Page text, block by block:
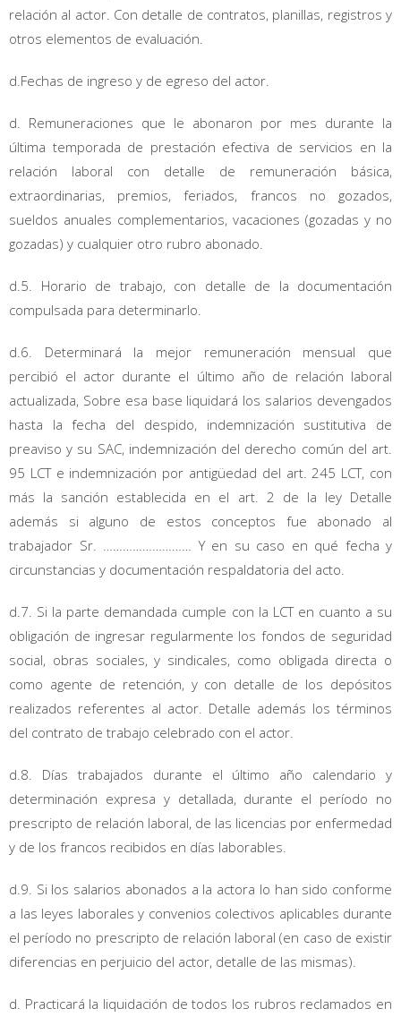
relación al actor. Con detalle de contratos, planillas, registros y
otros elementos de evaluación.
d.Fechas de ingreso y de egreso del actor.
d. Remuneraciones que le abonaron por mes durante la
última temporada de prestación efectiva de servicios en la
relación laboral con detalle de remuneración básica,
extraordinarias, premios, feriados, francos no gozados,
sueldos anuales complementarios, vacaciones (gozadas y no
gozadas) y cualquier otro rubro abonado.
d.5. Horario de trabajo, con detalle de la documentación
compulsada para determinarlo.
d.6. Determinará la mejor remuneración mensual que
percibió el actor durante el último año de relación laboral
actualizada, Sobre esa base liquidará los salarios devengados
hasta la fecha del despido, indemnización sustitutiva de
preaviso y su SAC, indemnización del derecho común del art.
95 LCT e indemnización por antigüedad del art. 245 LCT, con
más la sanción establecida en el art. 2 de la ley Detalle
además si alguno de estos conceptos fue abonado al
trabajador Sr. ……………………… Y en su caso en qué fecha y
circunstancias y documentación respaldatoria del acto.
d.7. Si la parte demandada cumple con la LCT en cuanto a su
obligación de ingresar regularmente los fondos de seguridad
social, obras sociales, y sindicales, como obligada directa o
como agente de retención, y con detalle de los depósitos
realizados referentes al actor. Detalle además los términos
del contrato de trabajo celebrado con el actor.
d.8. Días trabajados durante el último año calendario y
determinación expresa y detallada, durante el período no
prescripto de relación laboral, de las licencias por enfermedad
y de los francos recibidos en días laborables.
d.9. Si los salarios abonados a la actora lo han sido conforme
a las leyes laborales y convenios colectivos aplicables durante
el período no prescripto de relación laboral (en caso de existir
diferencias en perjuicio del actor, detalle de las mismas).
d. Practicará la liquidación de todos los rubros reclamados en